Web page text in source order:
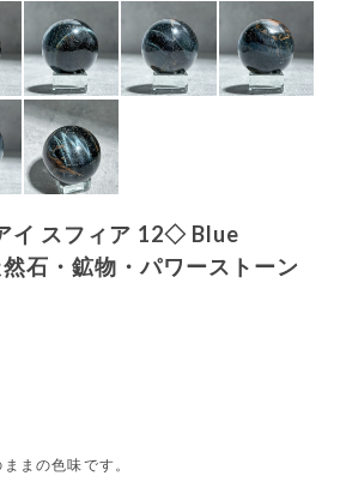
イ スフィア 12◇ Blue
石・鉱物・パワーストーン
まの色味です。